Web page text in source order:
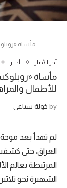
مأساة
آخر الأخبار أخبار
مأساة
للأطفال
by خولة سباعي
لم تهدأ بعد موجة
العراق، حتى
المرتبطة بعالم
الشهيرة نحو